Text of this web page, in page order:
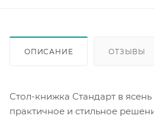
ОПИСАНИЕ ОТЗЫВЫ
Стол-книжка Стандарт в
практичное и стильное